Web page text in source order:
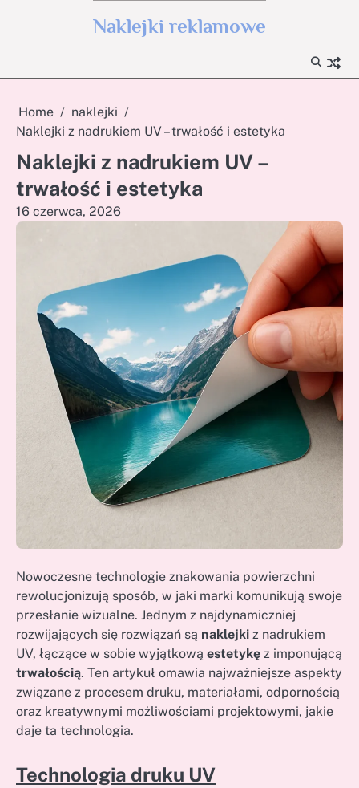
Naklejki reklamowe
Home
naklejki
Naklejki z nadrukiem UV – trwałość i estetyka
Naklejki z nadrukiem UV –
trwałość i estetyka
16 czerwca, 2026
Nowoczesne technologie znakowania powierzchni
rewolucjonizują sposób, w jaki marki komunikują swoje
przesłanie wizualne. Jednym z najdynamiczniej
rozwijających się rozwiązań są naklejki z nadrukiem
UV, łączące w sobie wyjątkową estetykę z imponującą
trwałością. Ten artykuł omawia najważniejsze aspekty
związane z procesem druku, materiałami, odpornością
oraz kreatywnymi możliwościami projektowymi, jakie
daje ta technologia.
Technologia druku UV